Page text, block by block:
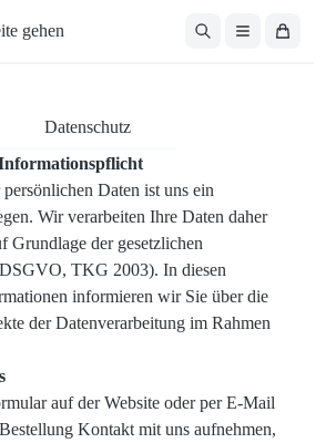
Datenschutz
Daten ist uns ein
Wir verarbeiten Ihre Daten daher
Grundlage der gesetzlichen
TKG 2003). In diesen
informieren wir Sie über die
der Datenverarbeitung im Rahmen
auf der Website oder per E-Mail
Kontakt mit uns aufnehmen,